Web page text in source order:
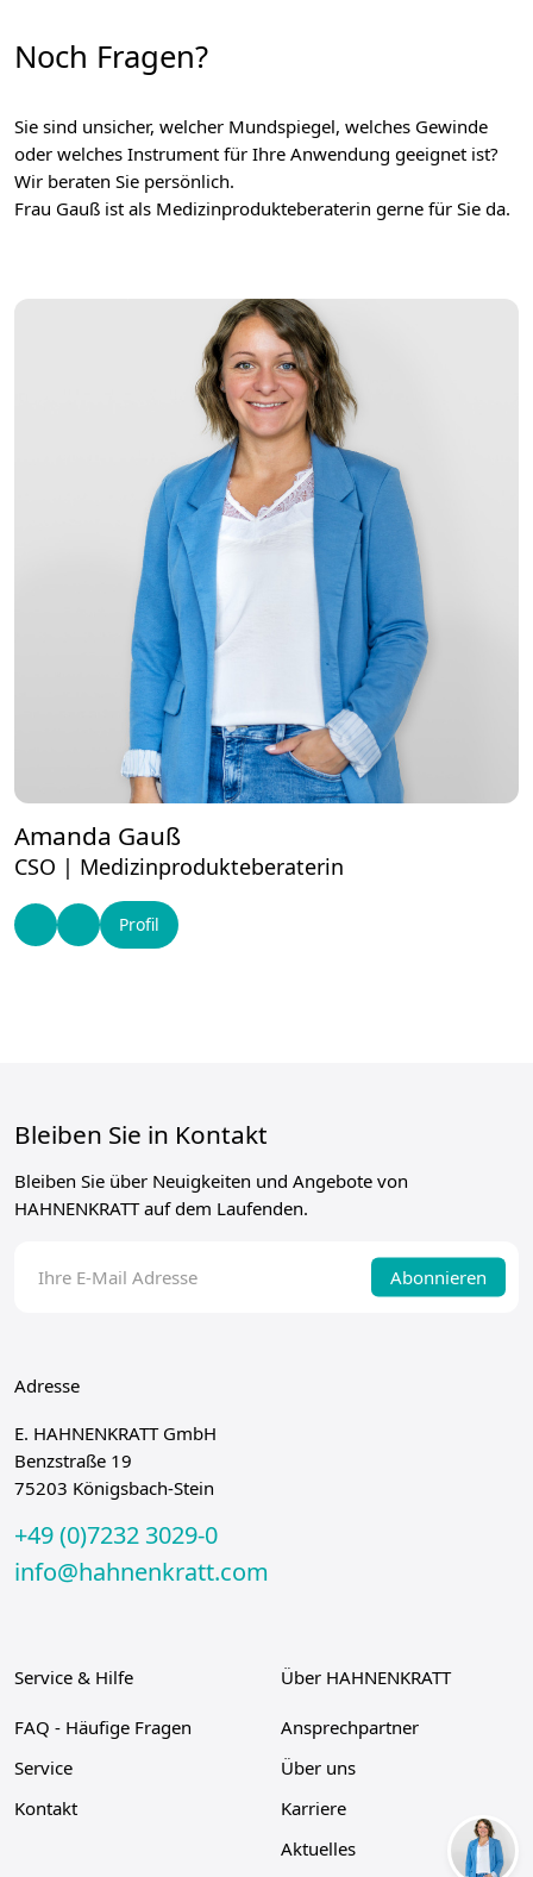
Noch Fragen?
Sie sind unsicher, welcher Mundspiegel, welches Gewinde
oder welches Instrument für Ihre Anwendung geeignet ist?
Wir beraten Sie persönlich.
Frau Gauß ist als Medizinprodukteberaterin gerne für Sie da.
Amanda Gauß
CSO | Medizinprodukteberaterin
Profil
Bleiben Sie in Kontakt
Bleiben Sie über Neuigkeiten und Angebote von
HAHNENKRATT auf dem Laufenden.
Abonnieren
Adresse
E. HAHNENKRATT GmbH
Benzstraße 19
75203 Königsbach-Stein
+49 (0)7232 3029-0
info@hahnenkratt.com
Service & Hilfe
FAQ - Häufige Fragen
Service
Kontakt
Über HAHNENKRATT
Ansprechpartner
Über uns
Karriere
Aktuelles